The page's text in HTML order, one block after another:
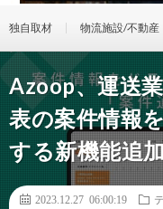
独自取材 物流施設/不動産
Azoop、運送
表の案件情報
する新機能追
2023.12.27 06:00:19